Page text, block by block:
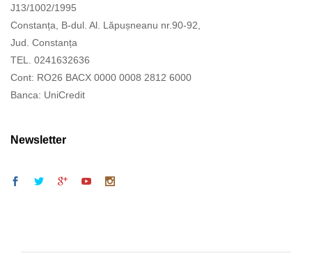
J13/1002/1995
Constanța, B-dul. Al. Lăpușneanu nr.90-92,
Jud. Constanța
TEL. 0241632636
Cont: RO26 BACX 0000 0008 2812 6000
Banca: UniCredit
Newsletter